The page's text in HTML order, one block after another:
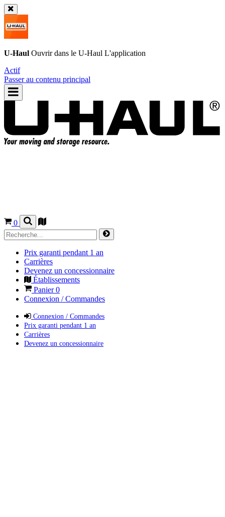
U-Haul Ouvrir dans le U-Haul L'application
Actif
Passer au contenu principal
0
Prix garanti pendant 1 an
Carrières
Devenez un concessionnaire
Établissements
Panier0
Connexion / Commandes
Connexion / Commandes
Prix garanti pendant 1 an
Carrières
Devenez un concessionnaire